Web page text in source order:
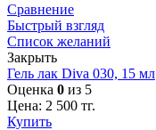
Сравнение
Быстрый взгляд
Список желаний
Закрыть
Гель лак Diva 030, 15 мл
Оценка 0 из 5
Цена: 2 500 тг.
Купить